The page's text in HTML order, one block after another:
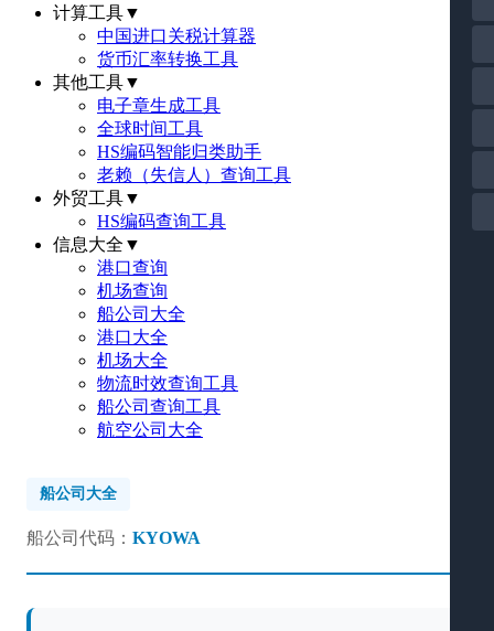
计算工具▼
中国进口关税计算器
货币汇率转换工具
其他工具▼
电子章生成工具
全球时间工具
HS编码智能归类助手
老赖（失信人）查询工具
外贸工具▼
HS编码查询工具
信息大全 ▼
港口查询
机场查询
船公司大全
港口大全
机场大全
物流时效查询工具
船公司查询工具
航空公司大全
船公司大全
船公司代码： KYOWA